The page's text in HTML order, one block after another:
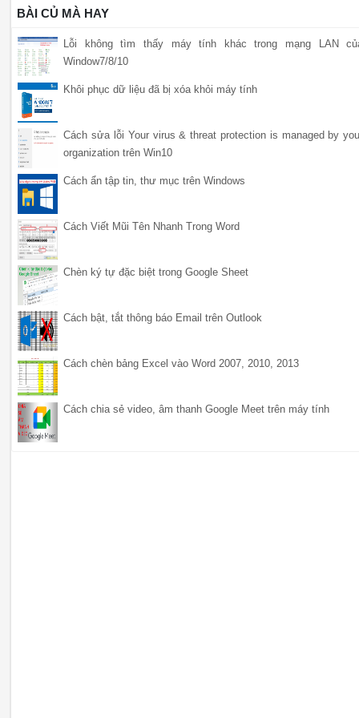
BÀI CỦ MÀ HAY
Lỗi không tìm thấy máy tính khác trong mạng LAN
Window7/8/10
Khôi phục dữ liệu đã bị xóa khỏi máy tính
Cách sửa lỗi Your virus & threat protection is managed by
organization trên Win10
Cách ẩn tập tin, thư mục trên Windows
Cách Viết Mũi Tên Nhanh Trong Word
Chèn ký tự đặc biệt trong Google Sheet
Cách bật, tắt thông báo Email trên Outlook
Cách chèn bảng Excel vào Word 2007, 2010, 2013
Cách chia sẻ video, âm thanh Google Meet trên máy tính